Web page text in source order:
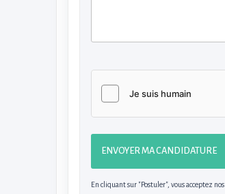
ENVOYER MA CANDIDATURE
En cliquant sur "Postuler", vous acceptez nos